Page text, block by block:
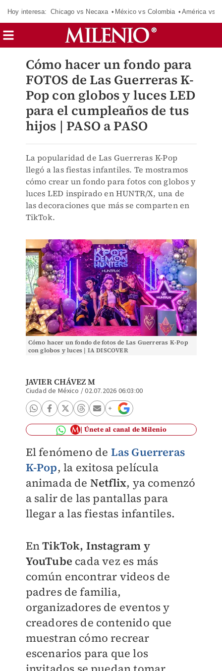
Hoy interesa: Chicago vs Necaxa México vs Colombia América vs
Cómo hacer un fondo para
FOTOS de Las Guerreras K-
Pop con globos y luces LED
para el cumpleaños de tus
hijos | PASO a PASO
La popularidad de Las Guerreras K-Pop
llegó a las fiestas infantiles. Te mostramos
cómo crear un fondo para fotos con globos y
luces LED inspirado en HUNTR/X, una de
las decoraciones que más se comparten en
TikTok.
Cómo hacer un fondo de fotos de Las Guerreras K-Pop
con globos y luces | IA DISCOVER
JAVIER CHÁVEZ M
Ciudad de México /02.07.2026 06:03:00
Únete al canal de Milenio
El fenómeno de Las Guerreras
K-Pop, la exitosa película
animada de Netflix, ya comenzó
a salir de las pantallas para
llegar a las fiestas infantiles.
EnTikTok, Instagram y
YouTube cada vez es más
común encontrar videos de
padres de familia,
organizadores de eventos y
creadores de contenido que
muestran cómo recrear
escenarios para que los